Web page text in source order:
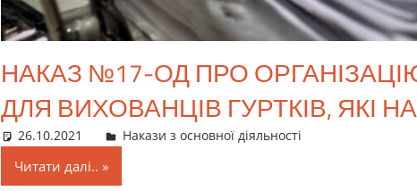
НАКАЗ №17-ОД ПРО
ДЛЯ ВИХОВАНЦІВ ГУРТКІВ, ЯКІ
26.10.2021 director
Накази з основної діяльності
Читати далі..